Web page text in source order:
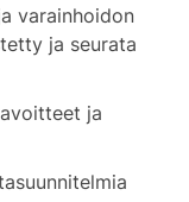
varainhoidon
ja seurata
ja